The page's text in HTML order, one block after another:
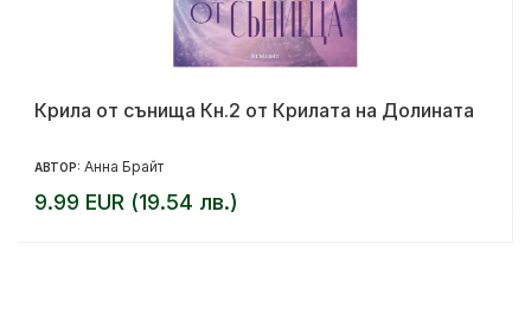
Крила от сънища Кн.2 от Крилата на Долината
АВТОР: Анна Брайт
9.99 EUR (19.54 лв.)